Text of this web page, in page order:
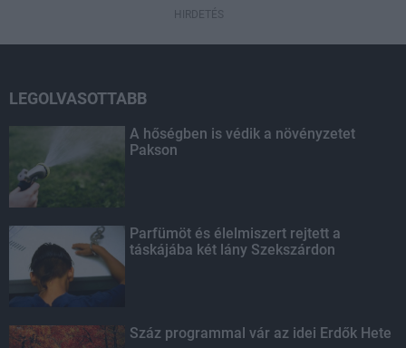
HIRDETÉS
LEGOLVASOTTABB
A hőségben is védik a növényzetet
Pakson
Parfümöt és élelmiszert rejtett a
táskájába két lány Szekszárdon
Száz programmal vár az idei Erdők Hete